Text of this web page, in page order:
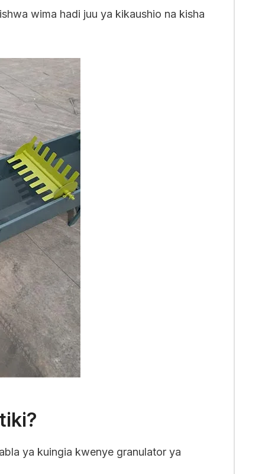
wima hadi juu ya kikaushio na kisha
ya kuingia kwenye granulator ya